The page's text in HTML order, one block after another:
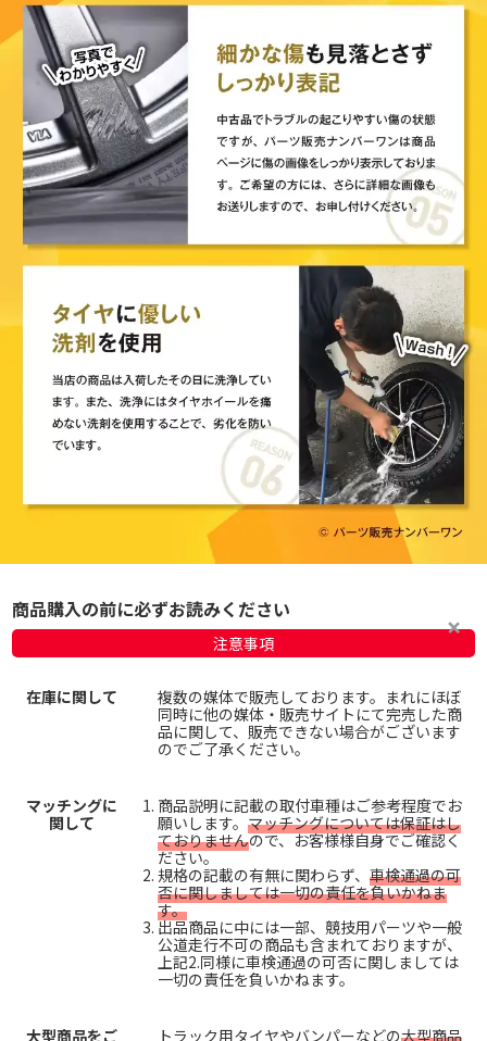
商品購入の前に必ずお読みください
注意事項
在庫に関して
複数の媒体で販売しております。まれにほぼ
同時に他の媒体・販売サイトにて完売した商
品に関して、販売できない場合がございます
のでご了承ください。
マッチングに
関して
商品説明に記載の取付車種はご参考程度でお
願いします。 マッチングについては保証はし
ておりませんので、お客様様自身でご確認く
ださい。
規格の記載の有無に関わらず、 車検通過の可
否に関しましては一切の責任を負いかねま
す。
出品商品に中には一部、競技用パーツや一般
公道走行不可の商品も含まれておりますが、
上記2.同様に車検通過の可否に関しましては
一切の責任を負いかねます。
大型商品をご トラック用タイヤやバンパーなどの大型商品